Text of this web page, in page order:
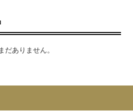
だありません。